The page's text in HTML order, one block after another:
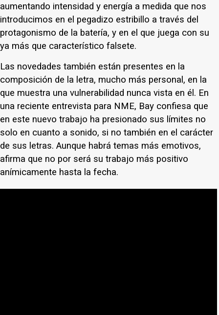
aumentando intensidad y energía a medida que nos
introducimos en el pegadizo estribillo a través del
protagonismo de la batería, y en el que juega con su
ya más que característico falsete.
Las novedades también están presentes en la
composición de la letra, mucho más personal, en la
que muestra una vulnerabilidad nunca vista en él. En
una reciente entrevista para NME, Bay confiesa que
en este nuevo trabajo ha presionado sus límites no
solo en cuanto a sonido, si no también en el carácter
de sus letras. Aunque habrá temas más emotivos,
afirma que no por será su trabajo más positivo
anímicamente hasta la fecha.